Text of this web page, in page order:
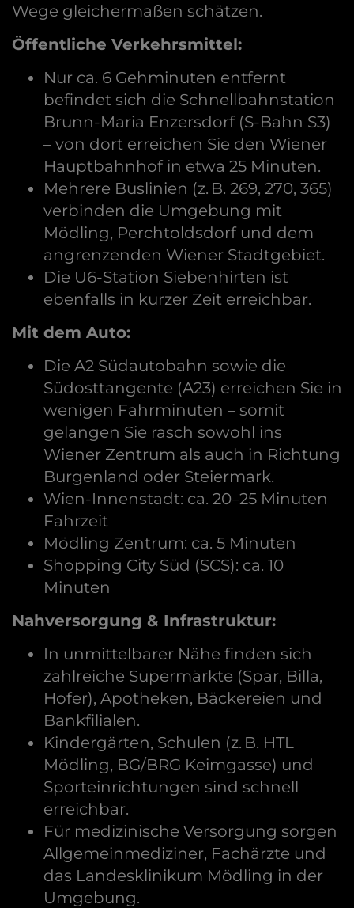
Wege gleichermaßen schätzen.
Öffentliche Verkehrsmittel:
Nur ca. 6 Gehminuten entfernt
befindet sich die Schnellbahnstation
Brunn-Maria Enzersdorf (S-Bahn S3)
– von dort erreichen Sie den Wiener
Hauptbahnhof in etwa 25 Minuten.
Mehrere Buslinien (z. B. 269, 270, 365)
verbinden die Umgebung mit
Mödling, Perchtoldsdorf und dem
angrenzenden Wiener Stadtgebiet.
Die U6-Station Siebenhirten ist
ebenfalls in kurzer Zeit erreichbar.
Mit dem Auto:
Die A2 Südautobahn sowie die
Südosttangente (A23) erreichen Sie in
wenigen Fahrminuten – somit
gelangen Sie rasch sowohl ins
Wiener Zentrum als auch in Richtung
Burgenland oder Steiermark.
Wien-Innenstadt: ca. 20–25 Minuten
Fahrzeit
Mödling Zentrum: ca. 5 Minuten
Shopping City Süd (SCS): ca. 10
Minuten
Nahversorgung & Infrastruktur:
In unmittelbarer Nähe finden sich
zahlreiche Supermärkte (Spar, Billa,
Hofer), Apotheken, Bäckereien und
Bankfilialen.
Kindergärten, Schulen (z. B. HTL
Mödling, BG/BRG Keimgasse) und
Sporteinrichtungen sind schnell
erreichbar.
Für medizinische Versorgung sorgen
Allgemeinmediziner, Fachärzte und
das Landesklinikum Mödling in der
Umgebung.